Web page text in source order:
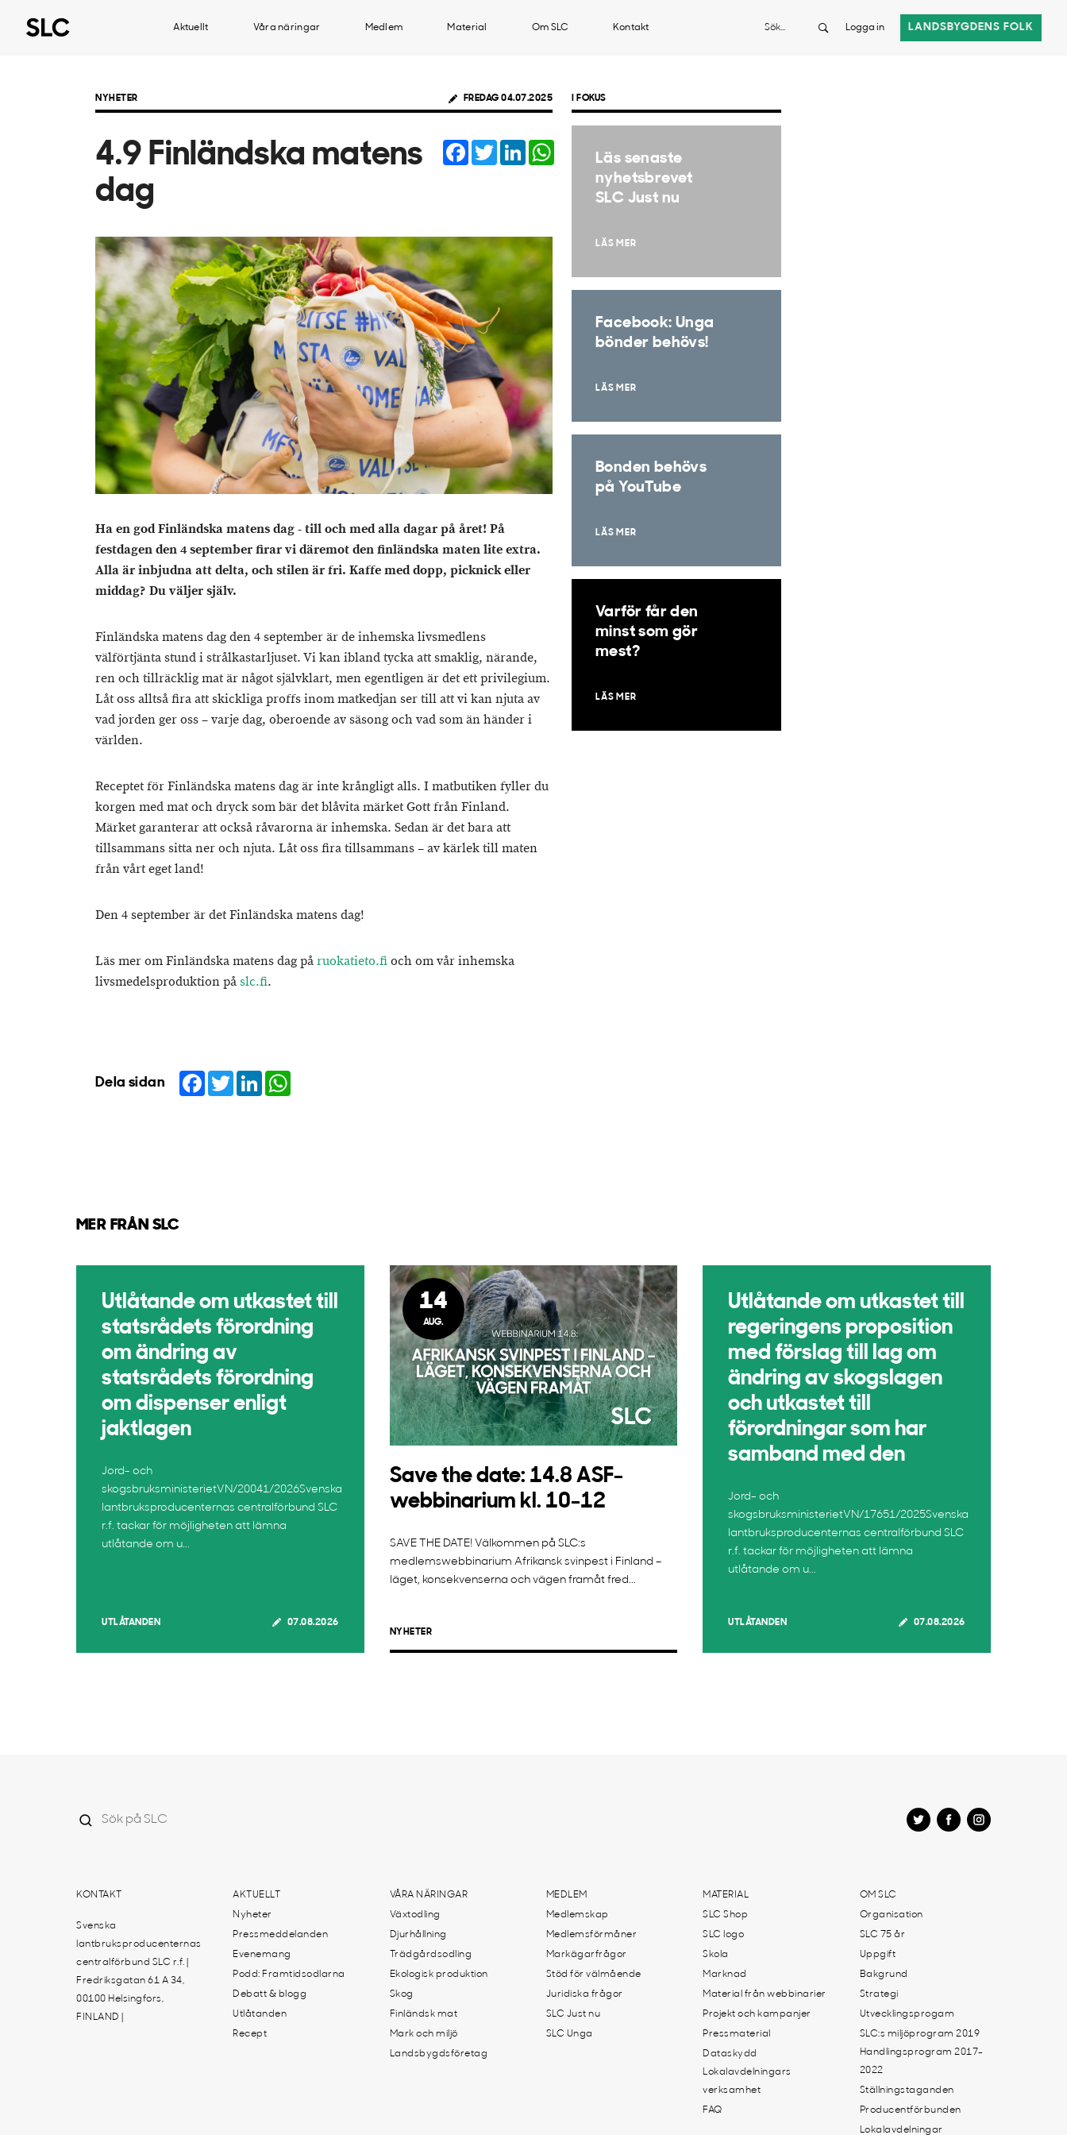
Aktuellt Våra näringar Medlem Material Om SLC Kontakt Sök Logga in LANDSBYGDENS FOLK
NYHETER FREDAG 04.07.2025
4.9 Finländska matens
dag
Facebook
TwitterLinkedIn
Ha en god Finländska matens dag - till och med alla dagar på året! På
festdagen den 4 september firar vi däremot den finländska maten lite extra.
Alla är inbjudna att delta, ochstilen är fri. Kaffe med dopp, picknick eller
middag? Du väljer själv.
Finländska matens dag den 4 september är de inhemska livsmedlens
välförtjänta stund i strålkastarljuset. Vi kan ibland tycka att smaklig, närande,
ren och tillräcklig mat är något självklart, men egentligen är det ett privilegium.
Låt oss alltså fira att skickliga proffs inom matkedjan ser till att vi kan njuta av
vad jorden ger oss – varje dag, oberoende av säsong och vad som än händer i
världen.
Receptet för Finländska matens dag är inte krångligt alls. I matbutiken fyller du
korgen med mat och dryck som bär det blåvita märket Gott från Finland.
Märket garanterar att också råvarorna är inhemska. Sedan är det bara att
tillsammans sitta ner och njuta. Låt oss fira tillsammans – av kärlek till maten
från vårt eget land!
Den 4 september är det Finländska matens dag!
Läs mer om Finländska matens dag påruokatieto.fioch om vår inhemska
livsmedelsproduktion påslc.fi.
Dela sidan Facebook
TwitterLinkedIn
I FOKUS
Läs senaste
nyhetsbrevet
SLC Just nu
LÄS MER
Facebook: Unga
bönder behövs!
LÄS MER
Bonden behövs
på YouTube
LÄS MER
Varför får den
minst som gör
mest?
LÄS MER
MER FRÅN SLC
Utlåtande om utkastet till
statsrådets förordning
om ändring av
statsrådets förordning
om dispenser enligt
jaktlagen
Jord- och
skogsbruksministerietVN/20041/2026Svenska
lantbruksproducenternas centralförbund SLC
r.f. tackar för möjligheten att lämna
utlåtande om u...
UTLÅTANDEN 07.08.2026
14
AUG.
Save the date: 14.8 ASF-
webbinarium kl. 10-12
SAVE THE DATE! Välkommen på SLC:s
medlemswebbinarium Afrikansk svinpest i Finland –
läget, konsekvenserna och vägen framåt fred...
NYHETER
Utlåtande om utkastet till
regeringens proposition
med förslag till lag om
ändring av skogslagen
och utkastet till
förordningar som har
samband med den
Jord- och
skogsbruksministerietVN/17651/2025Svenska
lantbruksproducenternas centralförbund SLC
r.f. tackar för möjligheten att lämna
utlåtande om u...
UTLÅTANDEN 07.08.2026
KONTAKT
Svenska
lantbruksproducenternas
centralförbund SLC r.f. |
Fredriksgatan 61 A 34,
00100 Helsingfors,
FINLAND |
AKTUELLT
Nyheter
Pressmeddelanden
Evenemang
Podd: Framtidsodlarna
Debatt & blogg
Utlåtanden
Recept
VÅRA NÄRINGAR
Växtodling
Djurhållning
Trädgårdsodling
Ekologisk produktion
Skog
Finländsk mat
Mark och miljö
Landsbygdsföretag
MEDLEM
Medlemskap
Medlemsförmåner
Markägarfrågor
Stöd för välmående
Juridiska frågor
SLC Just nu
SLC Unga
MATERIAL
SLC Shop
SLC logo
Skola
Marknad
Material från webbinarier
Projekt och kampanjer
Pressmaterial
Dataskydd
Lokalavdelningars
verksamhet
FAQ
OM SLC
Organisation
SLC 75 år
Uppgift
Bakgrund
Strategi
Utvecklingsprogam
SLC:s miljöprogram 2019
Handlingsprogram 2017-
2022
Ställningstaganden
Producentförbunden
Lokalavdelningar